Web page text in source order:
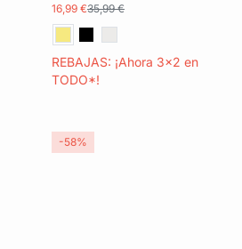
16,99 €35,99 €
REBAJAS: ¡Ahora 3x2 en
TODO*!
-58%